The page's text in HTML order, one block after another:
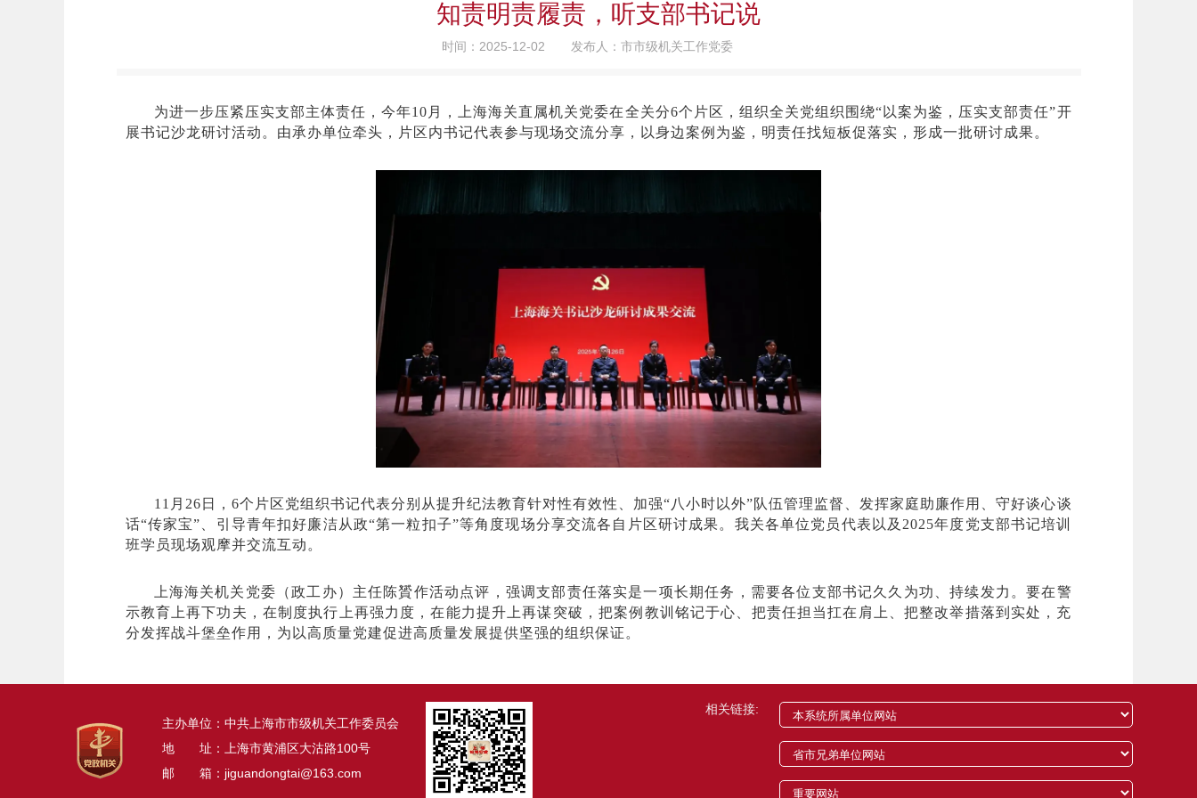
知责明责履责，听支部书记说
时间：2025-12-02 发布人：市市级机关工作党委
为进一步压紧压实支部主体责任，今年10月，上海海关直属机关党委在全关分6个片区，组织全关党组织围绕“以案为鉴，压实支部责任”开
展书记沙龙研讨活动。由承办单位牵头，片区内书记代表参与现场交流分享，以身边案例为鉴，明责任找短板促落实，形成一批研讨成果。
11月26日，6个片区党组织书记代表分别从提升纪法教育针对性有效性、加强“八小时以外”队伍管理监督、发挥家庭助廉作用、守好谈心谈
话“传家宝”、引导青年扣好廉洁从政“第一粒扣子”等角度现场分享交流各自片区研讨成果。我关各单位党员代表以及2025年度党支部书记培训
班学员现场观摩并交流互动。
上海海关机关党委（政工办）主任陈贇作活动点评，强调支部责任落实是一项长期任务，需要各位支部书记久久为功、持续发力。要在警
示教育上再下功夫，在制度执行上再强力度，在能力提升上再谋突破，把案例教训铭记于心、把责任担当扛在肩上、把整改举措落到实处，充
分发挥战斗堡垒作用，为以高质量党建促进高质量发展提供坚强的组织保证。